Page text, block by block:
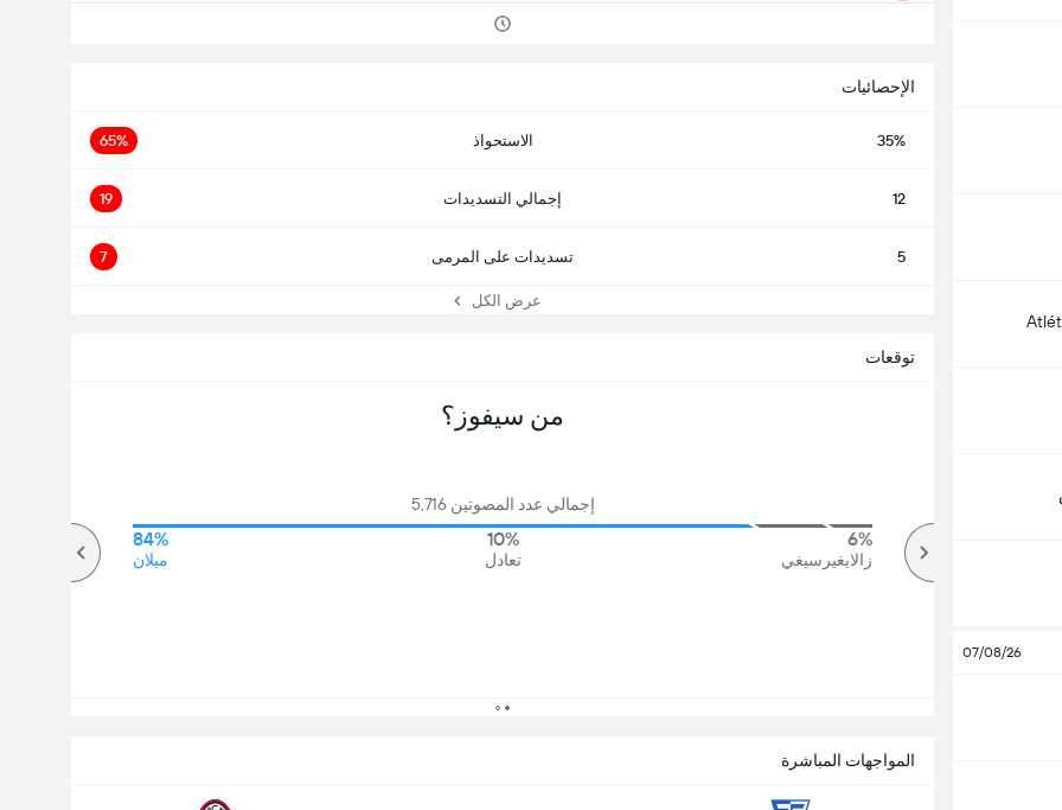
07/08/26
الإحصائيات
35% الاستحواذ 65%
12 إجمالي التسديدات 19
5 تسديدات على المرمى 7
عرض الكل
توقعات
من سيفوز؟
إجمالي عدد المصوتين 5,716
6%
زالايغيرسيغي
10%
تعادل
84%
ميلان
المواجهات المباشرة